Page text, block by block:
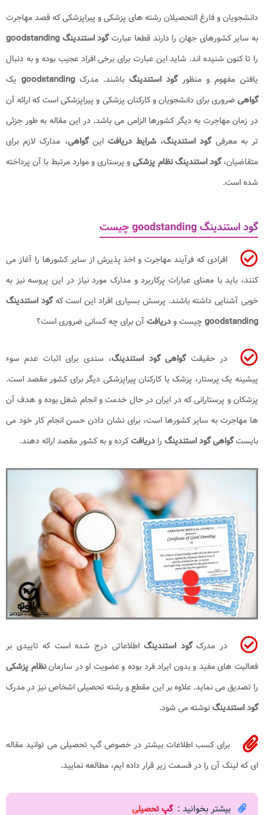
دانشجویان و فارغ التحصیلان رشته های پزشکی و پیراپزشکی که قصد مهاجرت
به سایر کشورهای جهان را دارند قطعا عبارتگود استندینگ goodstanding
را تا کنون شنیده اند. شاید این عبارت برای برخی افراد عجیب بوده و به دنبال
یافتن مفهوم و منظورگود استندینگ باشند. مدرک goodstanding یک
گواهی ضروری برای دانشجویان و کارکنان پزشکی و پیراپزشکی است که ارائه آن
در زمان مهاجرت به دیگر کشورها الزامی می باشد. در این مقاله به طور جزئی
تر به معرفیگود استندینگ، شرایط دریافتاینگواهی، مدارک لازم برای
متقاضیان،گود استندینگ نظام پزشکیو پرستاری و موارد مرتبط با آن پرداخته
شده است.
گود استندینگ goodstanding چیست
افرادی که فرآیند مهاجرت و اخذ پذیرش از سایر کشورها را آغاز می
کنند، باید با معنای عبارات پرکاربرد و مدارک مورد نیاز در این پروسه نیز به
خوبی آشنایی داشته باشند. پرسش بسیاری افراد این است کهگود استندینگ
goodstandingچیست ودریافتآن برای چه کسانی ضروری است؟
در حقیقتگواهی گود استندینگ، سندی برای اثبات عدم سوء
پیشینه یک پرستار، پزشک یا کارکنان پیراپزشکی دیگر برای کشور مقصد است.
پزشکان و پرستارانی که در ایران در حال خدمت و انجام شغل بوده و هدف آن
ها مهاجرت به سایر کشورها است، برای نشان دادن حسن انجام کار خود می
بایستگواهی گود استندینگ را دریافتکرده و به کشور مقصد ارائه دهند.
در مدرکگود استندینگاطلاعاتی درج شده است که تاییدی بر
فعالیت های مفید و بدون ایراد فرد بوده و عضویت او در سازماننظام پزشکی
را تصدیق می نماید. علاوه بر این مقطع و رشته تحصیلی اشخاص نیز در مدرک
گود استندینگنوشته می شود.
برای کسب اطلاعات بیشتر در خصوص گپ تحصیلی می توانید مقاله
ای که لینک آن را در قسمت زیر قرار داده ایم، مطالعه نمایید.
بیشتر بخوانید : گپ تحصیلی